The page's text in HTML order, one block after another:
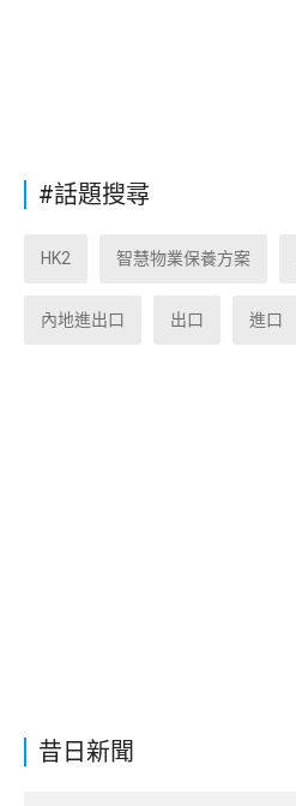
昔日新聞
#話題搜尋
HK2 智慧物業保養方案
內地進出口 出口 進口